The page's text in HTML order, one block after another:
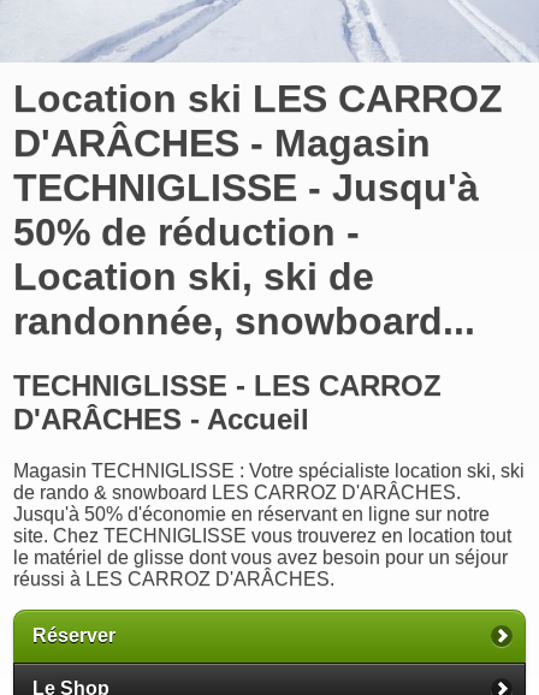
Location ski LES CARROZ
D'ARÂCHES - Magasin
TECHNIGLISSE - Jusqu'à
50% de réduction -
Location ski, ski de
randonnée, snowboard...
TECHNIGLISSE - LES CARROZ
D'ARÂCHES - Accueil
Magasin TECHNIGLISSE : Votre spécialiste location ski, ski
de rando & snowboard LES CARROZ D'ARÂCHES.
Jusqu'à 50% d'économie en réservant en ligne sur notre
site. Chez TECHNIGLISSE vous trouverez en location tout
le matériel de glisse dont vous avez besoin pour un séjour
réussi à LES CARROZ D'ARÂCHES.
Réserver
Le Shop